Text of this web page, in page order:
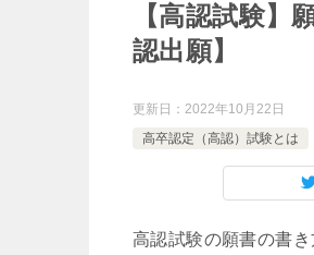
【高認試験】
認出願】
更新日： 2022年10月22日
高卒認定（高認）試験とは
高認試験の願書の書